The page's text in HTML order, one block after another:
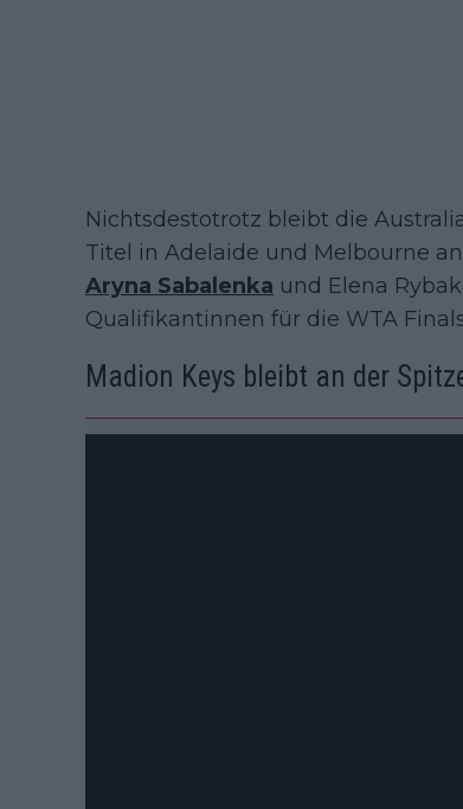
Nichtsdestotrotz bleibt die
Titel in Adelaide und Melbourne
Aryna Sabalenka und Elena
Qualifikantinnen für die WTA
Madion Keys bleibt an der